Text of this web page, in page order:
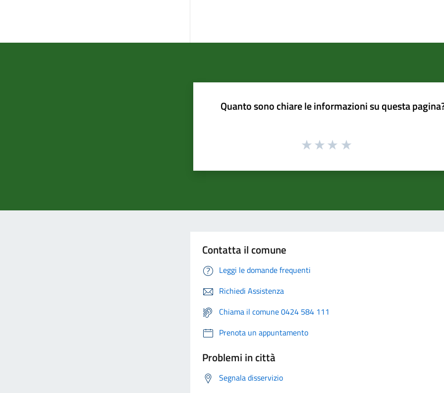
Quanto sono chiare le informazioni su questa
Contatta il comune
Leggi le domande frequenti
Richiedi Assistenza
Chiama il comune 0424 584 111
Prenota un appuntamento
Problemi in città
Segnala disservizio